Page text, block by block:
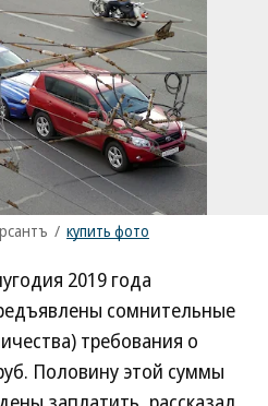
/ купить фото
2019 года
сомнительные
требования о
Половину этой суммы